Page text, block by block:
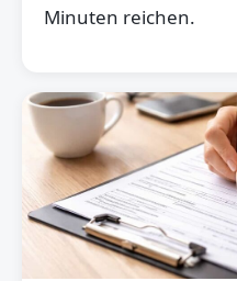
Minuten reichen.